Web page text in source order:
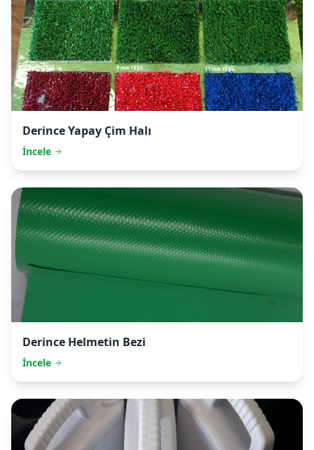
DerinceYapay Çim Halı
İncele
Derince Helmetin Bezi
İncele